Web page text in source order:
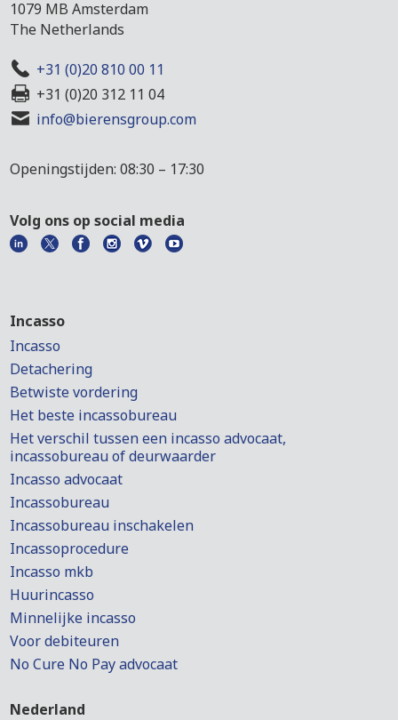
1079 MB Amsterdam
The Netherlands
+31 (0)20 810 00 11
+31 (0)20 312 11 04
info@bierensgroup.com
Openingstijden: 08:30 – 17:30
Volg ons op social media
Incasso
Incasso
Detachering
Betwiste vordering
Het beste incassobureau
Het verschil tussen een incasso advocaat,
incassobureau of deurwaarder
Incasso advocaat
Incassobureau
Incassobureau inschakelen
Incassoprocedure
Incasso mkb
Huurincasso
Minnelijke incasso
Voor debiteuren
No Cure No Pay advocaat
Nederland